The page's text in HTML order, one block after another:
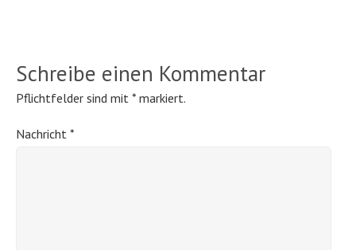
Schreibe einen Kommentar
Pflichtfelder sind mit * markiert.
Nachricht *